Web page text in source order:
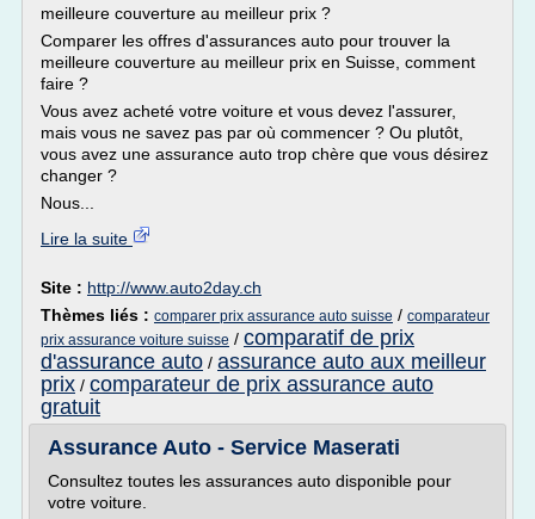
meilleure couverture au meilleur prix ?
Comparer les offres d'assurances auto pour trouver la
meilleure couverture au meilleur prix en Suisse, comment
faire ?
Vous avez acheté votre voiture et vous devez l'assurer,
mais vous ne savez pas par où commencer ? Ou plutôt,
vous avez une assurance auto trop chère que vous désirez
changer ?
Nous...
Lire la suite
Site : http://www.auto2day.ch
Thèmes liés : comparer prix assurance auto suisse / comparateur
prix assurance voiture suisse / comparatif de prix
d'assurance auto / assurance auto aux meilleur
prix / comparateur de prix assurance auto
gratuit
Assurance Auto - Service Maserati
Consultez toutes les assurances auto disponible pour
votre voiture.